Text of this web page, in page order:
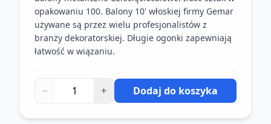
opakowaniu 100. Balony 10' włoskiej firmy Gemar
używane są przez wielu profesjonalistów z
branży dekoratorskiej. Długie ogonki zapewniają
łatwość w wiązaniu.
− + Dodaj do koszyka